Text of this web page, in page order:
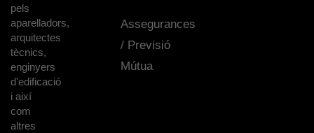
pels
aparelladors,
arquitectes
tècnics,
enginyers
d'edificació
i així
com
altres
Assegurances
/ Previsió
Mútua